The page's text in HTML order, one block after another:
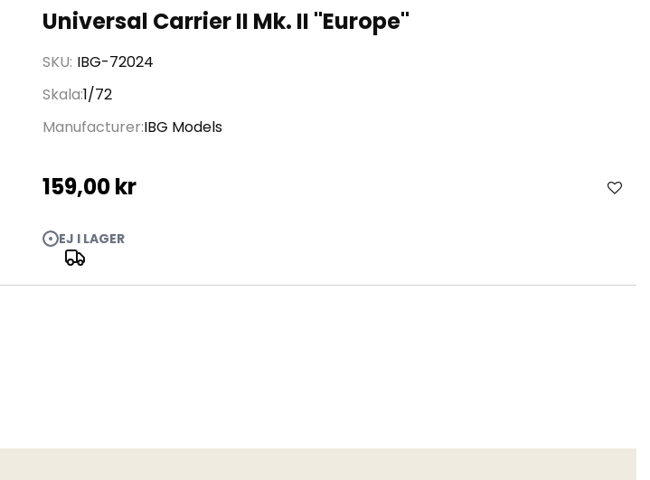
Universal Carrier II Mk. II "Europe"
SKU IBG-72024
Skala1/72
Manufacturer IBG Models
159,00 kr
EJ I LAGER